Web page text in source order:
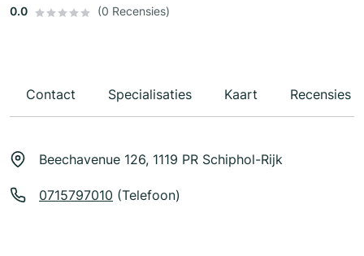
0.0
(0 Recensies)
Contact Specialisaties Kaart Recensies
Beechavenue 126, 1119 PR Schiphol-Rijk
0715797010 (Telefoon)